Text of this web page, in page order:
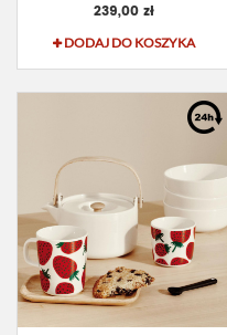
239,00 zł
DODAJ DO KOSZYKA